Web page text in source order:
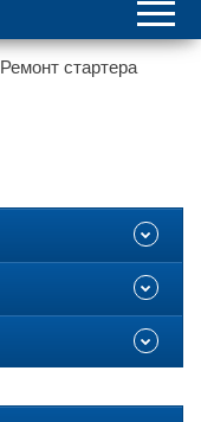
Ремонт стартера